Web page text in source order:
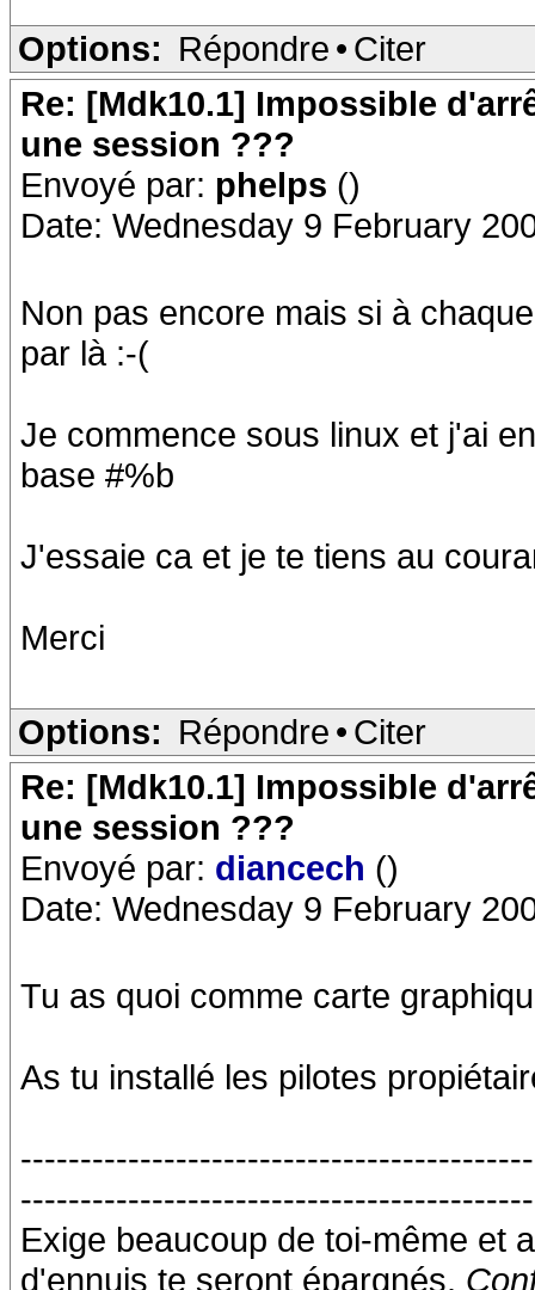
Options: Répondre • Citer
Re: [Mdk10.1] Impossible
une session ???
Envoyé par: phelps ()
Date: Wednesday 9 February
Non pas encore mais si à
par là :-(
Je commence sous linux et j'ai
base #%b
J'essaie ca et je te tiens au
Merci
Options: Répondre • Citer
Re: [Mdk10.1] Impossible
une session ???
Envoyé par: diancech ()
Date: Wednesday 9 February
Tu as quoi comme carte
As tu installé les pilotes
Exige beaucoup de toi-même et
d'ennuis te seront épargnés.